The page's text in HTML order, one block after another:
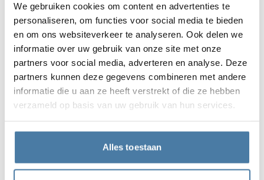
We gebruiken cookies om content en advertenties te
personaliseren, om functies voor social media te bieden
en om ons websiteverkeer te analyseren. Ook delen we
informatie over uw gebruik van onze site met onze
partners voor social media, adverteren en analyse. Deze
partners kunnen deze gegevens combineren met andere
informatie die u aan ze heeft verstrekt of die ze hebben
verzameld op basis van uw gebruik van hun services.
Alles toestaan
10, 12 mm
SHADOW GREY
RAL 7042
10 mm
CLASSIC BLACK
RAL 9005
10 mm
SPICE ORANGE
RAL 2008
10 mm
FOREST GREEN
10 mm
EMERALD LAGUNA
BLUE BAY